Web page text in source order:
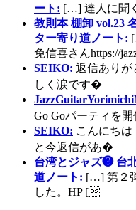
ート: […] 達人に聞
教則本 棚卸 vol.23
ター寄り道ノート:
免信喜さんhttps://
SEIKO: 返信ありが
しく涙です�
Go Goパーティを
SEIKO: こんにち
と今返信があ�
台湾とジャズ❸ 台
道ノート: […] 第２
した。HP [